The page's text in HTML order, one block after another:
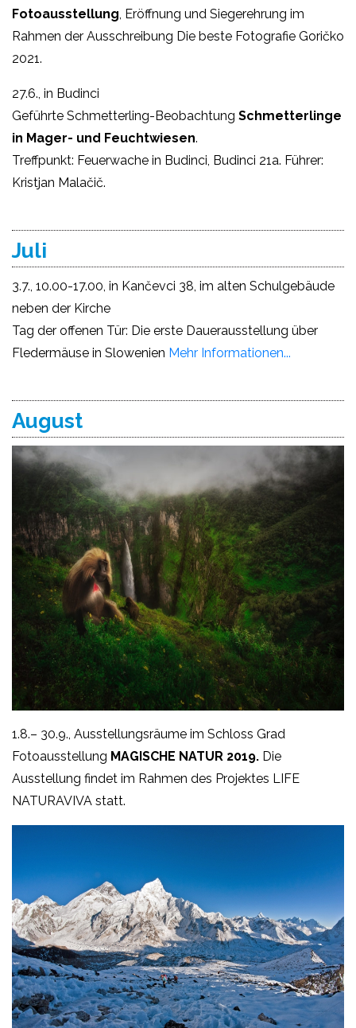
Fotoausstellung, Eröffnung und Siegerehrung im
Rahmen der Ausschreibung Die beste Fotografie Goričko
2021.
27.6., in Budinci
Geführte Schmetterling-Beobachtung Schmetterlinge
in Mager- und Feuchtwiesen.
Treffpunkt: Feuerwache in Budinci, Budinci 21a. Führer:
Kristjan Malačič.
Juli
3.7., 10.00-17.00, in Kančevci 38, im alten Schulgebäude
neben der Kirche
Tag der offenen Tür: Die erste Dauerausstellung über
Fledermäuse in Slowenien Mehr Informationen...
August
1.8.– 30.9., Ausstellungsräume im Schloss Grad
Fotoausstellung MAGISCHE NATUR 2019. Die
Ausstellung findet im Rahmen des Projektes LIFE
NATURAVIVA statt.